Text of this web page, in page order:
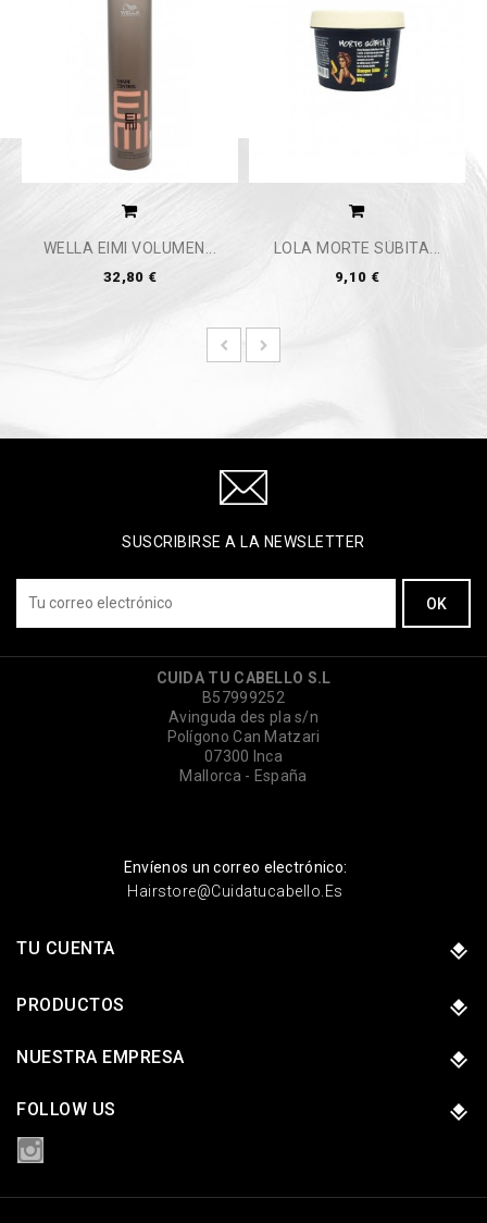
WELLA EIMI VOLUMEN...
32,80 €
LOLA MORTE SÚBITA...
9,10 €
SUSCRIBIRSE A LA NEWSLETTER
CUIDA TU CABELLO S.L
B57999252
Avinguda des pla s/n
Polígono Can Matzari
07300 Inca
Mallorca - España
Envíenos un correo electrónico:
Hairstore@cuidatucabello.es
TU CUENTA
PRODUCTOS
NUESTRA EMPRESA
FOLLOW US